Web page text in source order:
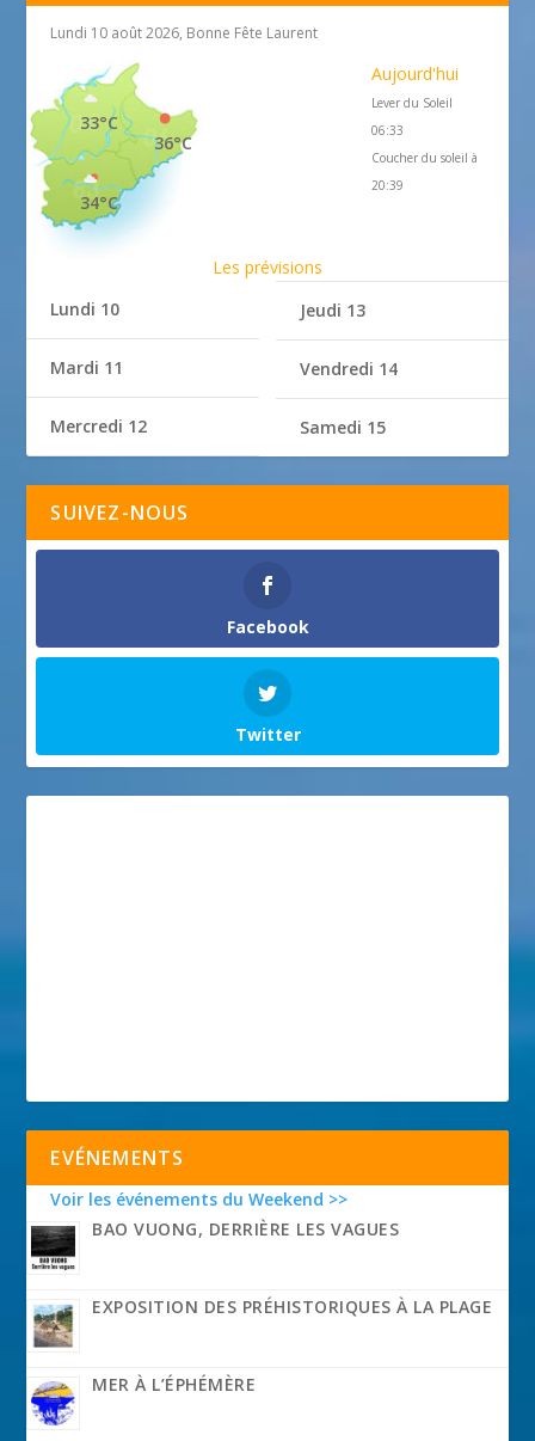
Lundi 10 août 2026, Bonne Fête Laurent
36°C
33°C
34°C
Aujourd'hui
Lever du Soleil
06:33
Coucher du soleil à
20:39
Les prévisions
Lundi 10
Mardi 11
Mercredi 12
Jeudi 13
Vendredi 14
Samedi 15
SUIVEZ-NOUS
Facebook
Twitter
EVÉNEMENTS
Voir les événements du Weekend >>
BAO VUONG, DERRIÈRE LES VAGUES
EXPOSITION DES PRÉHISTORIQUES À LA PLAGE
MER À L’ÉPHÉMÈRE